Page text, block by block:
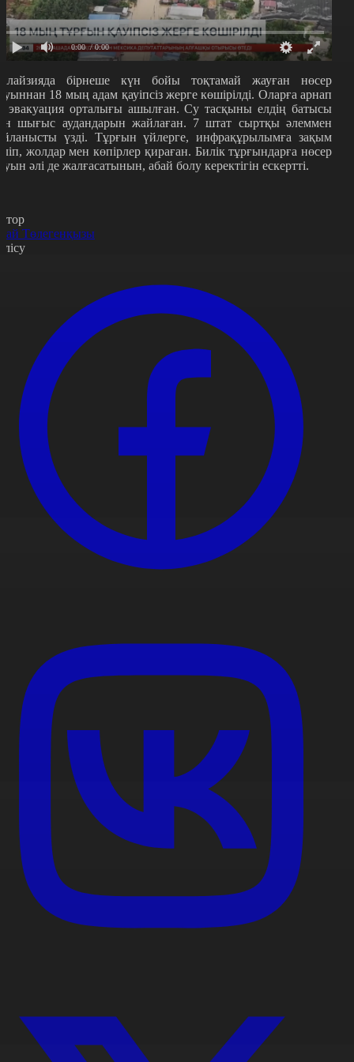
0:00 / 0:00
бірнеше күн бойы тоқтамай жауған нөсер
18 мың адам қауіпсіз жерге көшірілді. Оларға арнап
эвакуация орталығы ашылған. Су тасқыны елдің батысы
шығыс аудандарын жайлаған. 7 штат сыртқы әлеммен
үзді. Тұрғын үйлерге, инфрақұрылымға зақым
жолдар мен көпірлер қираған. Билік тұрғындарға нөсер
әлі де жалғасатынын, абай болу керектігін ескертті.
Төлегенқызы